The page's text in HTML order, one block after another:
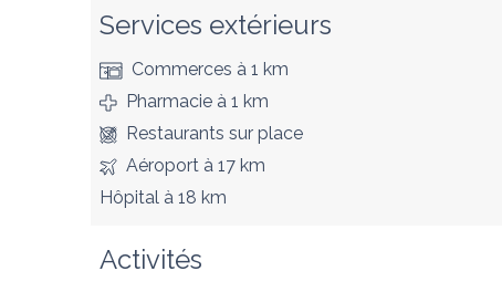
Services extérieurs
Commerces à 1 km
Pharmacie à 1 km
Restaurants sur place
Aéroport à 17 km
Hôpital à 18 km
Activités